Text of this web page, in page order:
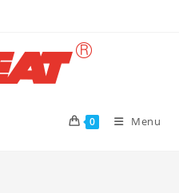
0 Menu